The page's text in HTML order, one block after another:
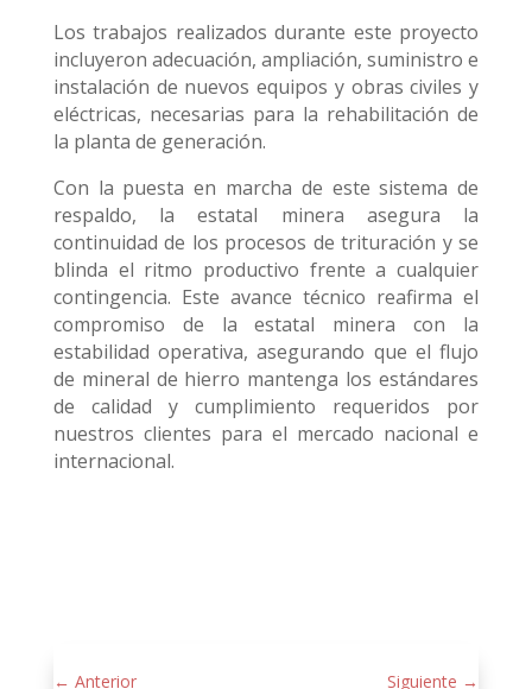
Los trabajos realizados durante este proyecto
incluyeron adecuación, ampliación, suministro e
instalación de nuevos equipos y obras civiles y
eléctricas, necesarias para la rehabilitación de
la planta de generación.
Con la puesta en marcha de este sistema de
respaldo, la estatal minera asegura la
continuidad de los procesos de trituración y se
blinda el ritmo productivo frente a cualquier
contingencia. Este avance técnico reafirma el
compromiso de la estatal minera con la
estabilidad operativa, asegurando que el flujo
de mineral de hierro mantenga los estándares
de calidad y cumplimiento requeridos por
nuestros clientes para el mercado nacional e
internacional.
← Anterior Siguiente →